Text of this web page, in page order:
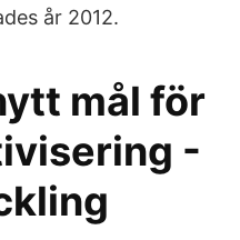
år 2012.
mål för
-